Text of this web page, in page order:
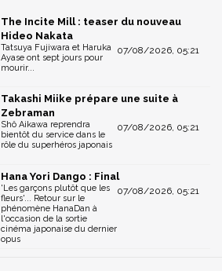
The Incite Mill : teaser du nouveau
Hideo Nakata
07/08/2026, 05:21
Tatsuya Fujiwara et Haruka
Ayase ont sept jours pour
mourir...
Takashi Miike prépare une suite à
Zebraman
07/08/2026, 05:21
Shô Aikawa reprendra
bientôt du service dans le
rôle du superhéros japonais
Hana Yori Dango : Final
07/08/2026, 05:21
'Les garçons plutôt que les
fleurs'... Retour sur le
phénomène HanaDan à
l'occasion de la sortie
cinéma japonaise du dernier
opus